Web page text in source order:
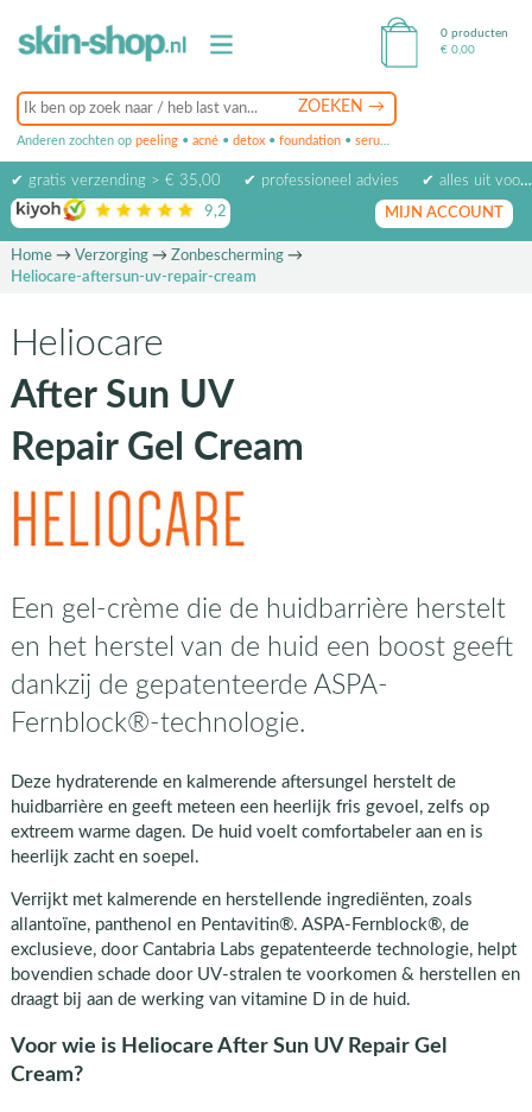
Anderen zochten op peeling • acné • detox • foundation • serum
0 producten
€ 0,00
✔ gratis verzending > € 35,00 ✔ professioneel advies
✔ alles uit voorraad leverbaar
9,2 op basis van beoordelingen
MIJN ACCOUNT
Home→ Verzorging→ Zonbescherming→
Heliocare-aftersun-uv-repair-cream
Heliocare
After Sun UV
Repair Gel Cream
Een gel-crème die de huidbarrière herstelt
en het herstel van de huid een boost geeft
dankzij de gepatenteerde ASPA-
Fernblock®-technologie.
Deze hydraterende en kalmerende aftersungel herstelt de
huidbarrière en geeft meteen een heerlijk fris gevoel, zelfs op
extreem warme dagen. De huid voelt comfortabeler aan en is
heerlijk zacht en soepel.
Verrijkt met kalmerende en herstellende ingrediënten, zoals
allantoïne, panthenol en Pentavitin®. ASPA-Fernblock®, de
exclusieve, door Cantabria Labs gepatenteerde technologie, helpt
bovendien schade door UV-stralen te voorkomen & herstellen en
draagt bij aan de werking van vitamine D in de huid.
Voor wie is Heliocare After Sun UV Repair Gel
Cream?